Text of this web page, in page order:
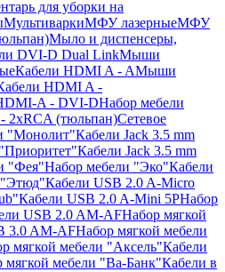
для уборки на
МультиваркиМФУ лазерныеМФУ
Мыло и диспенсеры,
DVI-D Dual LinkМыши
Кабели HDMI A - AМыши
HDMI A -
A - DVI-DНабор мебели
2xRCA (тюльпан)Сетевое
"Монолит"Кабели Jack 3.5 mm
Кабели Jack 3.5 mm
"Фея"Набор мебели "Эко"Кабели
"Этюд"Кабели USB 2.0 A-Micro
Кабели USB 2.0 A-Mini 5PНабор
USB 2.0 AM-AFНабор мягкой
3.0 AM-AFНабор мягкой мебели
мягкой мебели "Аксель"Кабели
мягкой мебели "Ва-Банк"Кабели в